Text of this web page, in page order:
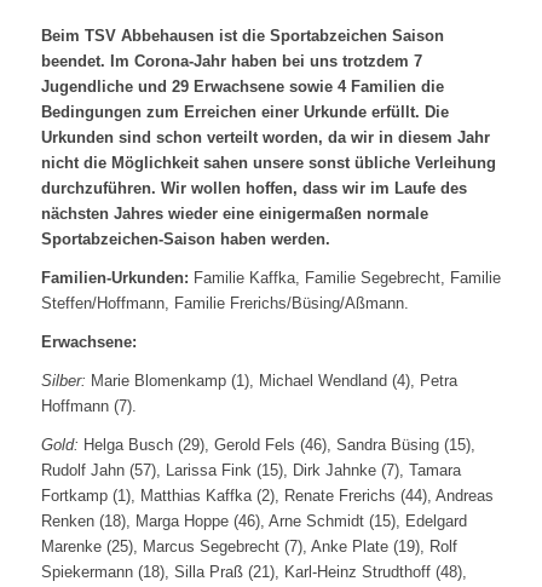
Beim TSV Abbehausen ist die Sportabzeichen Saison
beendet. Im Corona-Jahr haben bei uns trotzdem 7
Jugendliche und 29 Erwachsene sowie 4 Familien die
Bedingungen zum Erreichen einer Urkunde erfüllt. Die
Urkunden sind schon verteilt worden, da wir in diesem Jahr
nicht die Möglichkeit sahen unsere sonst übliche Verleihung
durchzuführen. Wir wollen hoffen, dass wir im Laufe des
nächsten Jahres wieder eine einigermaßen normale
Sportabzeichen-Saison haben werden.
Familien-Urkunden: Familie Kaffka, Familie Segebrecht, Familie
Steffen/Hoffmann, Familie Frerichs/Büsing/Aßmann.
Erwachsene:
Silber: Marie Blomenkamp (1), Michael Wendland (4), Petra
Hoffmann (7).
Gold: Helga Busch (29), Gerold Fels (46), Sandra Büsing (15),
Rudolf Jahn (57), Larissa Fink (15), Dirk Jahnke (7), Tamara
Fortkamp (1), Matthias Kaffka (2), Renate Frerichs (44), Andreas
Renken (18), Marga Hoppe (46), Arne Schmidt (15), Edelgard
Marenke (25), Marcus Segebrecht (7), Anke Plate (19), Rolf
Spiekermann (18), Silla Praß (21), Karl-Heinz Strudthoff (48),